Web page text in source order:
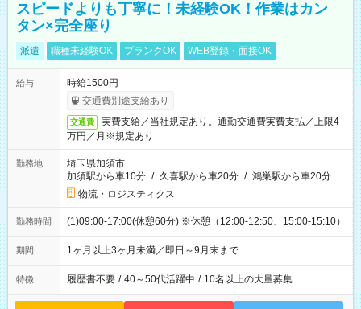
スピードよりも丁寧に！未経験OK！作業はカン
タン×完全座り
派遣 職種未経験OK ブランクOK WEB登録・面接OK
給与
時給1500円
交通費別途支給あり
交通費
実費支給／当社規定あり。通勤交通費実費支払／上限4
万円／月※規定あり
勤務地
埼玉県加須市
加須駅から車10分 / 久喜駅から車20分 / 鴻巣駅から車20分
物流・ロジスティクス
勤務時間 (1)09:00-17:00(休憩60分) ※休憩（12:00-12:50、15:00-15:10）
期間 1ヶ月以上3ヶ月未満／即日～9月末まで
特徴 履歴書不要 / 40～50代活躍中 / 10名以上の大量募集